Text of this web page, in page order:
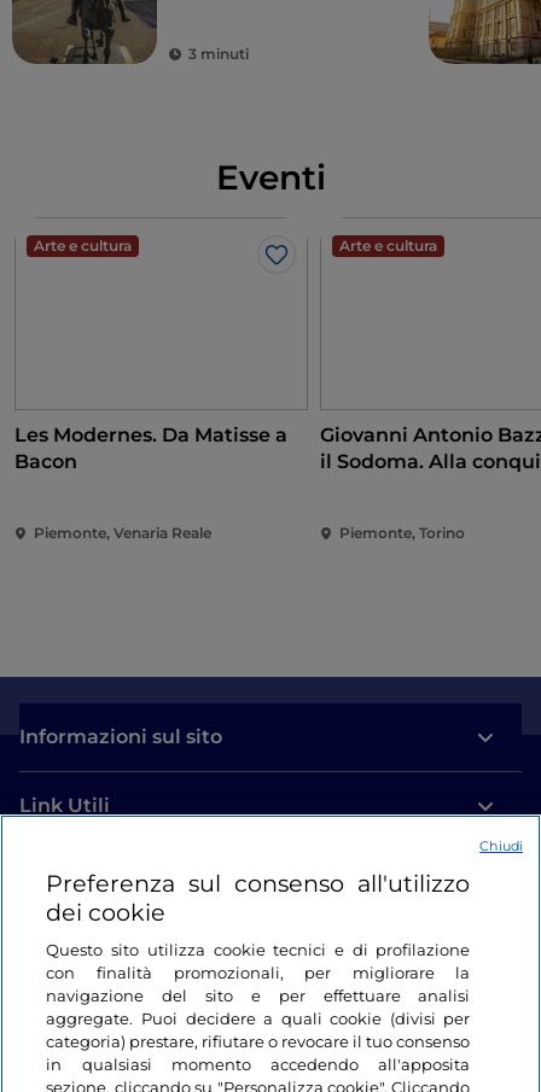
3 minuti
Eventi
Arte e cultura
Like
Les Modernes. Da Matisse a
Bacon
Piemonte, Venaria Reale
Arte e cultura
Giovanni Antonio
il Sodoma. Alla
Piemonte, Torino
Informazioni sul sito
Link Utili
Login
Restiamo in contatto
Preferenza sul consenso all'utilizzo
dei cookie
Questo sito utilizza cookie tecnici e di profilazione
con finalità promozionali, per migliorare la
navigazione del sito e per effettuare analisi
aggregate. Puoi decidere a quali cookie (divisi per
categoria) prestare, rifiutare o revocare il tuo consenso
in qualsiasi momento accedendo all'apposita
sezione, cliccando su "Personalizza cookie". Cliccando
Chiudi